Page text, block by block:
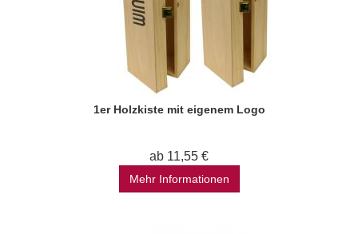
1er Holzkiste mit eigenem Logo
ab 11,55 €
Mehr Informationen